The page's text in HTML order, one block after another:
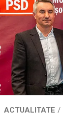
ACTUALITATE